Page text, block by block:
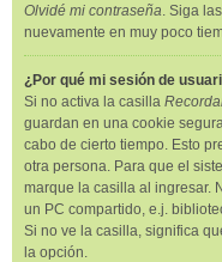
Olvidé mi contraseña. Siga
nuevamente en muy poco
¿Por qué mi sesión de
Si no activa la casilla
guardan en una cookie
cabo de cierto tiempo. Esto
otra persona. Para que el
marque la casilla al ingresar.
un PC compartido, e.j.
Si no ve la casilla, significa
la opción.